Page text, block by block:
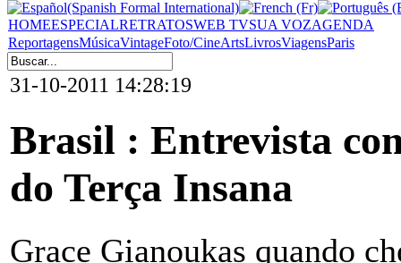
HOMEESPECIALRETRATOSWEB TVSUA VOZAGENDA
ReportagensMúsicaVintageFoto/CineArtsLivrosViagensParis
31-10-2011 14:28:19
Brasil : Entrevista
do Terça Insana
Grace Gianoukas quando